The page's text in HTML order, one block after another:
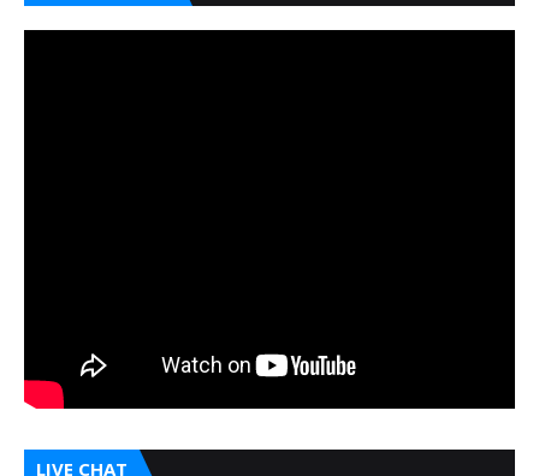
LIVE CHAT